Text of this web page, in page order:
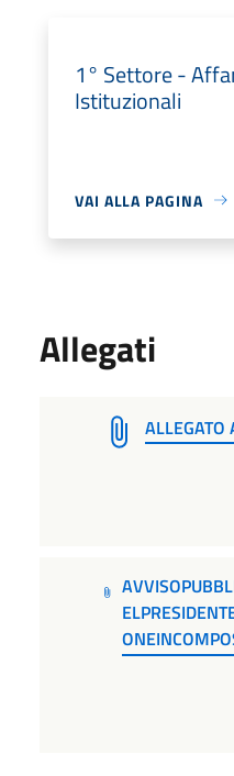
1° Settore -
Istituzionali
VAI ALLA PAGINA
Allegati
ALLEGATO